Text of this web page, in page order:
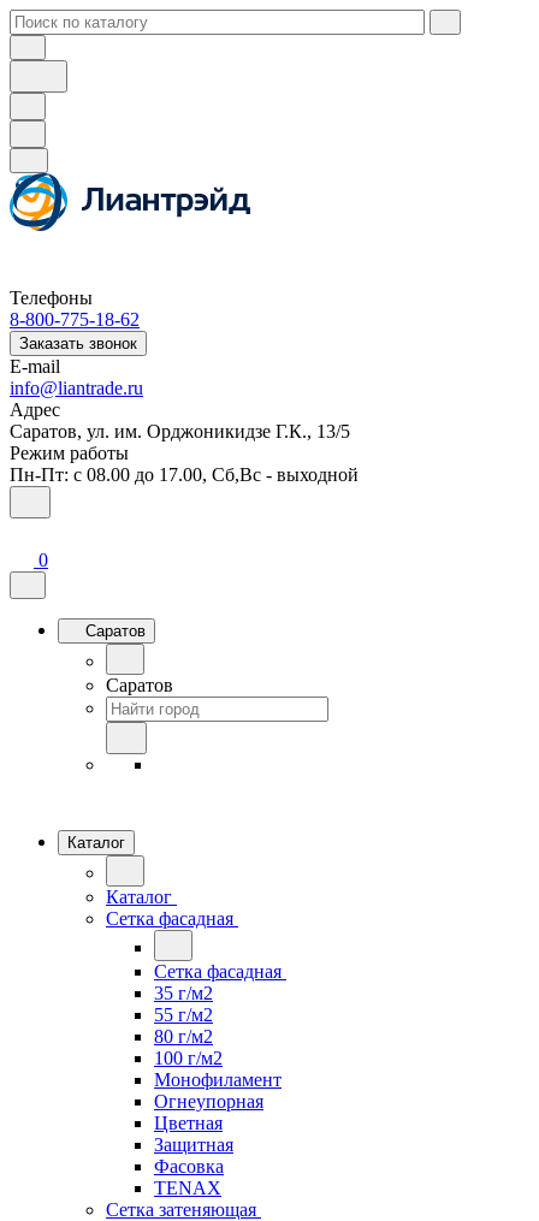
Телефоны
8-800-775-18-62
Заказать звонок
E-mail
info@liantrade.ru
Адрес
Саратов, ул. им. Орджоникидзе Г.К., 13/5
Режим работы
Пн-Пт: c 08.00 до 17.00, Cб,Вс - выходной
0
Саратов
Саратов
Каталог
Каталог
Сетка фасадная
Сетка фасадная
35 г/м2
55 г/м2
80 г/м2
100 г/м2
Монофиламент
Огнеупорная
Цветная
Защитная
Фасовка
TENAX
Сетка затеняющая